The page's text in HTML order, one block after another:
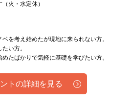
火・水定休）
を考え始めたが現地に来られない方。
い方。
たばかりで気軽に基礎を学びたい方。
トの詳細を見る